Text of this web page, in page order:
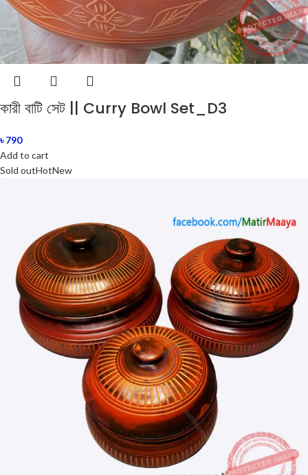
কারী বাটি সেট || Curry Bowl Set_D3
৳790
Add to cart
Sold outHotNew